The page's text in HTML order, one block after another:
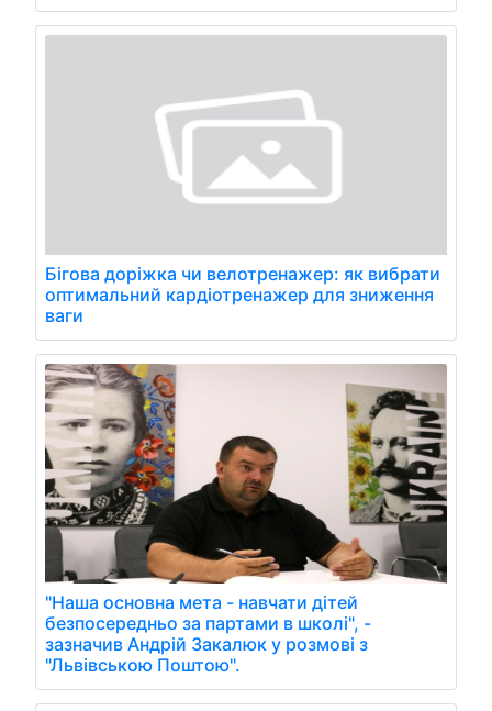
Бігова доріжка чи велотренажер: як вибрати
оптимальний кардіотренажер для зниження
ваги
"Наша основна мета - навчати дітей
безпосередньо за партами в школі", -
зазначив Андрій Закалюк у розмові з
"Львівською Поштою".